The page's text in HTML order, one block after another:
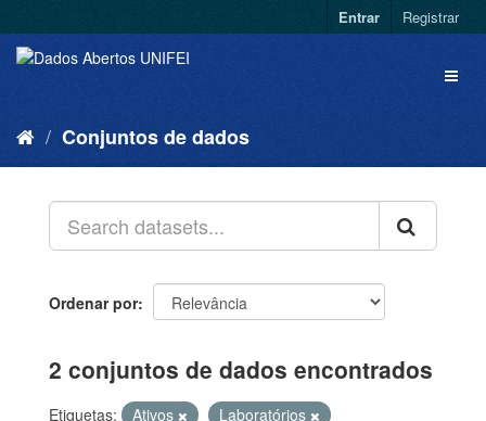
Entrar Registrar
Conjuntos de dados
Ordenar por
2 conjuntos de dados encontrados
Etiquetas: Ativos
Laboratórios